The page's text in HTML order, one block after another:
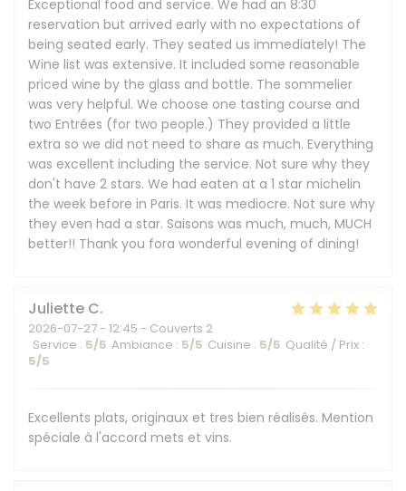
Exceptional food and service. We had an 8:30
reservation but arrived early with no expectations of
being seated early. They seated us immediately! The
Wine list was extensive. It included some reasonable
priced wine by the glass and bottle. The sommelier
was very helpful. We choose one tasting course and
two Entrées (for two people.) They provided a little
extra so we did not need to share as much. Everything
was excellent including the service. Not sure why they
don't have 2 stars. We had eaten at a 1 star michelin
the week before in Paris. It was mediocre. Not sure why
they even had a star. Saisons was much, much, MUCH
better!! Thank you fora wonderful evening of dining!
Juliette C
2026-07-27 - 12:45 - Couverts 2
Service : 5/5 Ambiance : 5/5 Cuisine : 5/5 Qualité / Prix :
5/5
Excellents plats, originaux et tres bien réalisés. Mention
spéciale à l'accord mets et vins.